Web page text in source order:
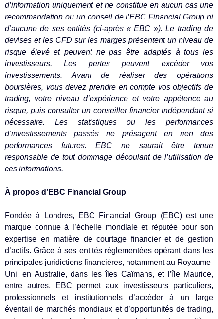
d’information uniquement et ne constitue en aucun cas une
recommandation ou un conseil de l’EBC Financial Group ni
d’aucune de ses entités (ci-après « EBC »). Le trading de
devises et les CFD sur les marges présentent un niveau de
risque élevé et peuvent ne pas être adaptés à tous les
investisseurs. Les pertes peuvent excéder vos
investissements. Avant de réaliser des opérations
boursières, vous devez prendre en compte vos objectifs de
trading, votre niveau d’expérience et votre appétence au
risque, puis consulter un conseiller financier indépendant si
nécessaire. Les statistiques ou les performances
d’investissements passés ne présagent en rien des
performances futures. EBC ne saurait être tenue
responsable de tout dommage découlant de l’utilisation de
ces informations.
À propos d’EBC Financial Group
Fondée à Londres, EBC Financial Group (EBC) est une
marque connue à l’échelle mondiale et réputée pour son
expertise en matière de courtage financier et de gestion
d’actifs. Grâce à ses entités réglementées opérant dans les
principales juridictions financières, notamment au Royaume-
Uni, en Australie, dans les îles Caïmans, et l’île Maurice,
entre autres, EBC permet aux investisseurs particuliers,
professionnels et institutionnels d’accéder à un large
éventail de marchés mondiaux et d’opportunités de trading,